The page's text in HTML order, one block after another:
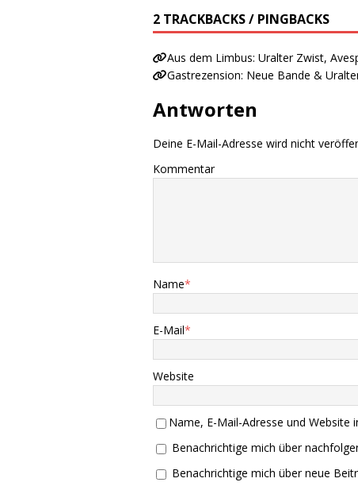
2 TRACKBACKS / PINGBACKS
Aus dem Limbus: Uralter Zwist,
Gastrezension: Neue Bande &
Antworten
Deine E-Mail-Adresse wird nicht
Kommentar
Name*
E-Mail*
Website
Name, E-Mail-Adresse und
Benachrichtige mich über
Benachrichtige mich über neue